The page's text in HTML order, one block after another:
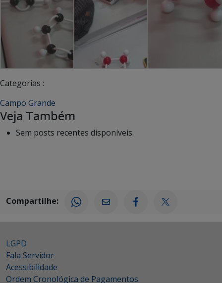
Categorias :
Campo Grande
Veja Também
Sem posts recentes disponíveis.
Compartilhe:
LGPD
Fala Servidor
Acessibilidade
Ordem Cronológica de Pagamentos